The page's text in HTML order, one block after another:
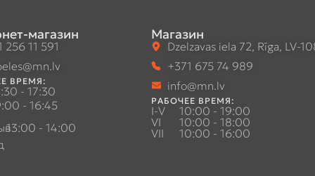
магазин
256 11 591
ВРЕМЯ:
- 17:30
- 16:45
13:00 - 14:00
Магазин
Dzelzavas iela 72, Rīga, LV-
+371 675 74 989
info@mn.lv
РАБОЧЕЕ ВРЕМЯ:
I-V
10:00 - 19:00
VI
10:00 - 18:00
VII
10:00 - 16:00